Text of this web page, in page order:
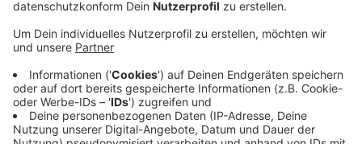
Einzelberatungen und Hilfe bei der Wahl der
richtigen Lehrstelle geben.
Veröffentlicht: Sonntag, 14.03.2021 09:47
Anzeige